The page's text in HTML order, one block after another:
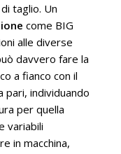
taglio. Un
come BIG
alle diverse
davvero fare la
a fianco con il
pari, individuando
per quella
variabili
in macchina,